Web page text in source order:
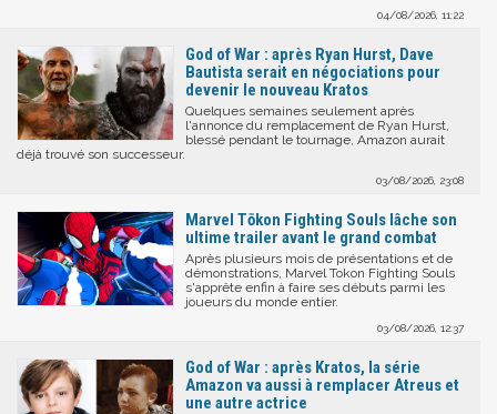
04/08/2026, 11:22
God of War : après Ryan Hurst, Dave
Bautista serait en négociations pour
devenir le nouveau Kratos
Quelques semaines seulement après
l'annonce du remplacement de Ryan Hurst,
blessé pendant le tournage, Amazon aurait
déjà trouvé son successeur.
03/08/2026, 23:08
Marvel Tōkon Fighting Souls lâche son
ultime trailer avant le grand combat
Après plusieurs mois de présentations et de
démonstrations, Marvel Tokon Fighting Souls
s'apprête enfin à faire ses débuts parmi les
joueurs du monde entier.
03/08/2026, 12:37
God of War : après Kratos, la série
Amazon va aussi à remplacer Atreus et
une autre actrice